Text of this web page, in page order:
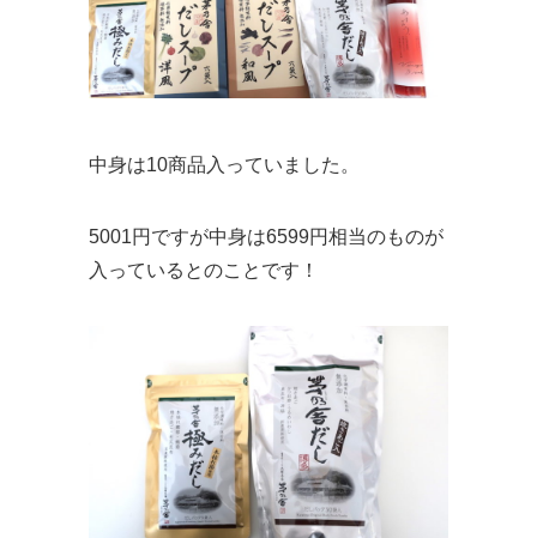
中身は10商品入っていました。
5001円ですが中身は6599円相当のものが
入っているとのことです！